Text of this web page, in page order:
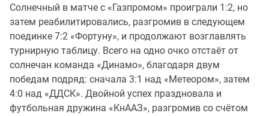
Солнечный в матче с «Газпромом» проиграли 1:2, но
затем реабилитировались, разгромив в следующем
поединке 7:2 «Фортуну», и продолжают возглавлять
турнирную таблицу. Всего на одно очко отстаёт от
солнечан команда «Динамо», благодаря двум
победам подряд: сначала 3:1 над «Метеором», затем
4:0 над «ДДСК». Двойной успех праздновала и
футбольная дружина «КнААЗ», разгромив со счётом